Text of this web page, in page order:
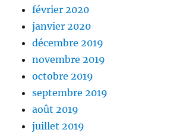
février 2020
janvier 2020
décembre 2019
novembre 2019
octobre 2019
septembre 2019
août 2019
juillet 2019